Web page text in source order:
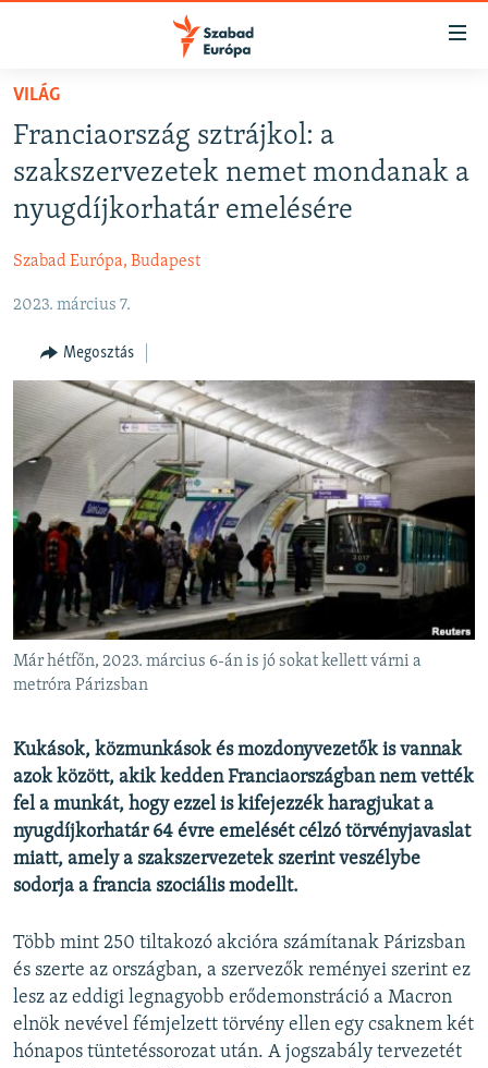
Akadálymentes
Ugrás
fő
oldalra
tartalomjegyzékre
AKTUÁLIS
PODCASTOK
ELEMZŐ
NER15
SZABADON
TÁRSADALOM
DEMOKRÁCIA
A PÉNZ NYOMÁBAN
EURÓPAI UNIÓ
VILÁG
KLÍMAVÁLTOZÁS
A MÚLT TANULSÁGAI
KÖVESSEN MINKET!
Valamennyi RFE/RL weboldal
VILÁG
Franciaország sztrájkol: a
szakszervezetek nemet mondanak a
nyugdíjkorhatár emelésére
Szabad Európa, Budapest
2023. március 7.
Megosztás
Már hétfőn, 2023. március 6-án is jó sokat kellett várni a
metróra Párizsban
Kukások, közmunkások és mozdonyvezetők is vannak
azok között, akik kedden Franciaországban nem vették
fel a munkát, hogy ezzel is kifejezzék haragjukat a
nyugdíjkorhatár 64 évre emelését célzó törvényjavaslat
miatt, amely a szakszervezetek szerint veszélybe
sodorja a francia szociális modellt.
Több mint 250 tiltakozó akcióra számítanak Párizsban
és szerte az országban, a szervezők reményei szerint ez
lesz az eddigi legnagyobb erődemonstráció a Macron
elnök nevével fémjelzett törvény ellen egy csaknem két
hónapos tüntetéssorozat után. A jogszabály tervezetét
FELIRATKOZÁS
Spotify